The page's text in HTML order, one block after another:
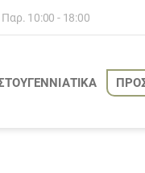
Παρ. 10:00 - 18:00